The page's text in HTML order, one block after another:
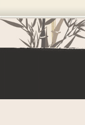
数学
计算机科学
微生物学